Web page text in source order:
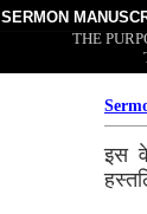
SERMON
THE
इस